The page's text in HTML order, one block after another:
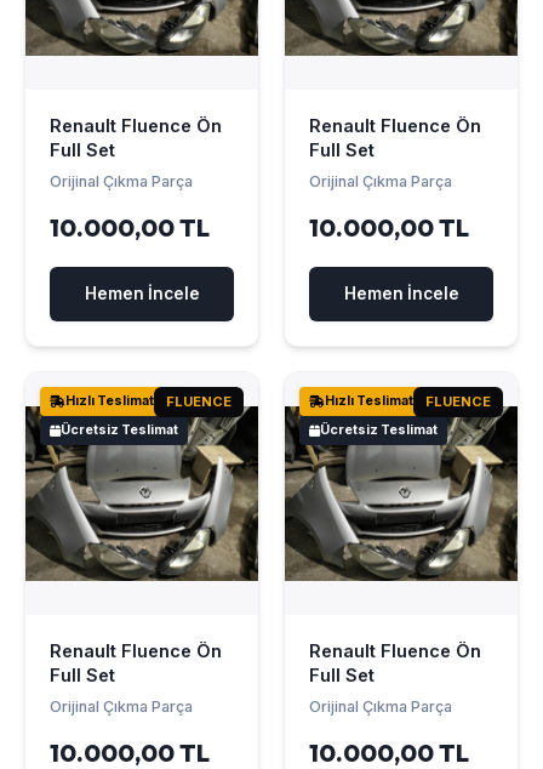
Renault Fluence Ön
Full Set
Orijinal Çıkma Parça
10.000,00 TL
Hemen İncele
Renault Fluence Ön
Full Set
Orijinal Çıkma Parça
10.000,00 TL
Hemen İncele
Hızlı Teslimat
Ücretsiz Teslimat
FLUENCE
Renault Fluence Ön
Full Set
Orijinal Çıkma Parça
10.000,00 TL
Hızlı Teslimat
Ücretsiz Teslimat
FLUENCE
Renault Fluence Ön
Full Set
Orijinal Çıkma Parça
10.000,00 TL